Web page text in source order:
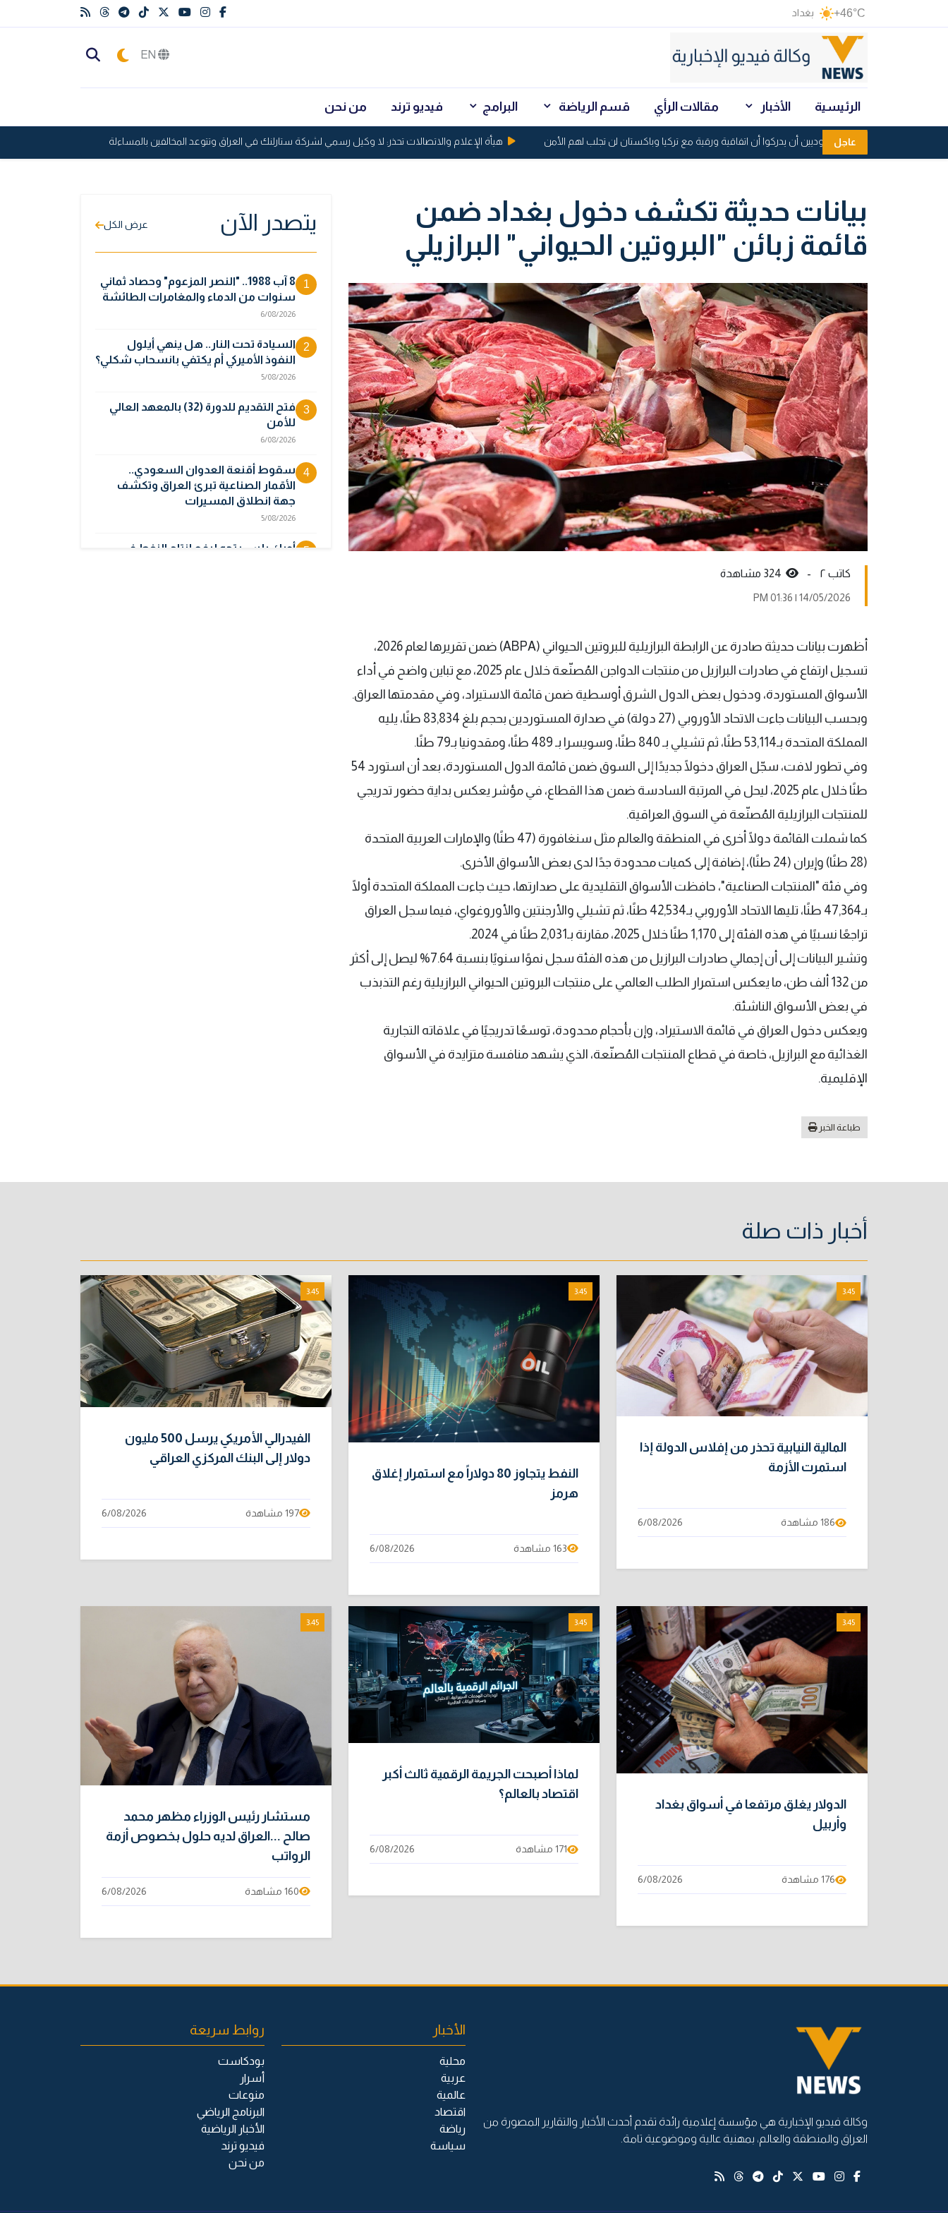
+46°C بغداد
الرئيسية الأخبار مقالات الرأي قسم الرياضة البرامج فيديو ترند من نحن
عاجل
إيران: ينبغي للسعوديين أن يدركوا أن اتفاقية ورقية مع تركيا وباكستان لن تجلب لهم الأمن هيأة الإعلام والاتصالات تحذر: لا وكيل رسمي لشركة ستارلنك في العراق وتتوعد المخالفين بالمساءلة
بيانات حديثة تكشف دخول بغداد ضمن
قائمة زبائن "البروتين الحيواني" البرازيلي
کاتب ٢ -
14/05/2026 | 01:36 PM
أظهرت بيانات حديثة صادرة عن الرابطة البرازيلية للبروتين الحيواني (ABPA) ضمن تقريرها لعام 2026،
تسجيل ارتفاع في صادرات البرازيل من منتجات الدواجن المُصنّعة خلال عام 2025، مع تباين واضح في أداء
الأسواق المستوردة، ودخول بعض الدول الشرق أوسطية ضمن قائمة الاستيراد، وفي مقدمتها العراق.
وبحسب البيانات جاءت الاتحاد الأوروبي (27 دولة) في صدارة المستوردين بحجم بلغ 83,834 طنًا، يليه
المملكة المتحدة بـ53,114 طنًا، ثم تشيلي بـ 840 طنًا، وسويسرا بـ 489 طنًا، ومقدونيا بـ79 طنًا.
وفي تطور لافت، سجّل العراق دخولًا جديدًا إلى السوق ضمن قائمة الدول المستوردة، بعد أن استورد 54
طنًا خلال عام 2025، ليحل في المرتبة السادسة ضمن هذا القطاع، في مؤشر يعكس بداية حضور تدريجي
للمنتجات البرازيلية المُصنّعة في السوق العراقية.
كما شملت القائمة دولًا أخرى في المنطقة والعالم مثل سنغافورة (47 طنًا) والإمارات العربية المتحدة
(28 طنًا) وإيران (24 طنًا)، إضافة إلى كميات محدودة جدًا لدى بعض الأسواق الأخرى.
وفي فئة "المنتجات الصناعية"، حافظت الأسواق التقليدية على صدارتها، حيث جاءت المملكة المتحدة أولًا
بـ47,364 طنًا، تليها الاتحاد الأوروبي بـ42,534 طنًا، ثم تشيلي والأرجنتين والأوروغواي، فيما سجل العراق
تراجعًا نسبيًا في هذه الفئة إلى 1,170 طنًا خلال 2025، مقارنة بـ2,031 طنًا في 2024.
وتشير البيانات إلى أن إجمالي صادرات البرازيل من هذه الفئة سجل نموًا سنويًا بنسبة 7.64% ليصل إلى أكثر
من 132 ألف طن، ما يعكس استمرار الطلب العالمي على منتجات البروتين الحيواني البرازيلية رغم التذبذب
في بعض الأسواق الناشئة.
ويعكس دخول العراق في قائمة الاستيراد، وإن بأحجام محدودة، توسعًا تدريجيًا في علاقاته التجارية
الغذائية مع البرازيل، خاصة في قطاع المنتجات المُصنّعة، الذي يشهد منافسة متزايدة في الأسواق
الإقليمية.
طباعة الخبر
يتصدر الآن عرض الكل
1
8 آب 1988.. "النصر المزعوم" وحصاد ثماني
سنوات من الدماء والمغامرات الطائشة
6/08/2026
2
السيادة تحت النار.. هل ينهي أيلول
النفوذ الأميركي أم يكتفي بانسحاب شكلي؟
5/08/2026
3
فتح التقديم للدورة (32) بالمعهد العالي
للأمن
6/08/2026
4
سقوط أقنعة العدوان السعودي..
الأقمار الصناعية تبرئ العراق وتكشف
جهة انطلاق المسيرات
5/08/2026
5
أوبك بلس يتجه لرفع إنتاج النفط في
أخبار ذات صلة
3:45
المالية النيابية تحذر من إفلاس الدولة إذا
استمرت الأزمة
186 مشاهدة 6/08/2026
3:45
النفط يتجاوز 80 دولاراً مع استمرار إغلاق
هرمز
163 مشاهدة 6/08/2026
3:45
الفيدرالي الأمريكي يرسل 500 مليون
دولار إلى البنك المركزي العراقي
197 مشاهدة 6/08/2026
3:45
الدولار يغلق مرتفعا في أسواق بغداد
وأربيل
176 مشاهدة 6/08/2026
3:45
لماذا أصبحت الجريمة الرقمية ثالث أكبر
اقتصاد بالعالم؟
171 مشاهدة 6/08/2026
3:45
مستشار رئيس الوزراء مظهر محمد
صالح ...العراق لديه حلول بخصوص أزمة
الرواتب
160 مشاهدة 6/08/2026
وكالة فيديو الإخبارية هي مؤسسة إعلامية رائدة تقدم أحدث الأخبار والتقارير المصورة من
العراق والمنطقة والعالم، بمهنية عالية وموضوعية تامة.
الأخبار
محلية
عربية
عالمية
اقتصاد
رياضة
سياسة
روابط سريعة
بودكاست
أسرار
منوعات
البرنامج الرياضي
الأخبار الرياضية
فيديو ترند
من نحن